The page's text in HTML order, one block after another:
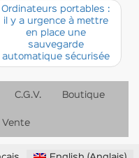
Ordinateurs portables :
il y a urgence à mettre
en place une
sauvegarde
automatique sécurisée
C.G.V. Boutique
Vente